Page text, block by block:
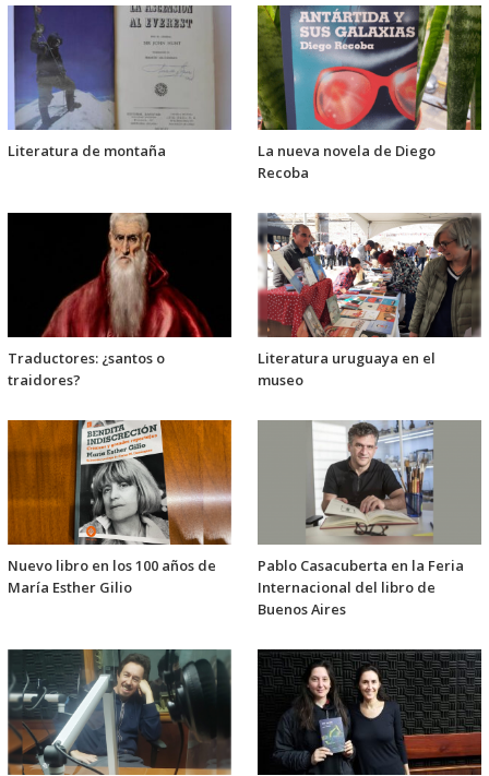
Literatura de montaña
La nueva novela de Diego
Recoba
Traductores: ¿santos o
traidores?
Literatura uruguaya en el
museo
Nuevo libro en los 100 años de
María Esther Gilio
Pablo Casacuberta en la Feria
Internacional del libro de
Buenos Aires